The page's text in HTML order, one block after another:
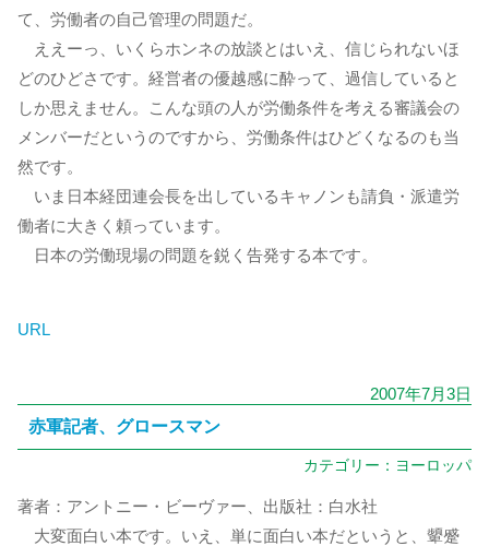
て、労働者の自己管理の問題だ。
ええーっ、いくらホンネの放談とはいえ、信じられないほ
どのひどさです。経営者の優越感に酔って、過信していると
しか思えません。こんな頭の人が労働条件を考える審議会の
メンバーだというのですから、労働条件はひどくなるのも当
然です。
いま日本経団連会長を出しているキャノンも請負・派遣労
働者に大きく頼っています。
日本の労働現場の問題を鋭く告発する本です。
URL
2007年7月3日
赤軍記者、グロースマン
カテゴリー： ヨーロッパ
著者：アントニー・ビーヴァー、出版社：白水社
大変面白い本です。いえ、単に面白い本だというと、顰蹙